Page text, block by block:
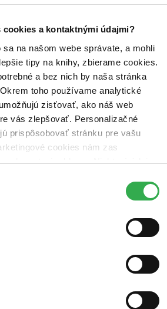
cookies a kontaktnými údajmi?
na našom webe správate, a mohli
tipy na knihy, zbierame cookies.
a bez nich by naša stránka
toho používame analytické
zisťovať, ako náš web
vás zlepšovať. Personalizačné
prispôsobovať stránku pre vašu
cookies nám zas
relevantnej reklamy. Niektoré údaje
všetky tieto cookies. Ďakujeme!